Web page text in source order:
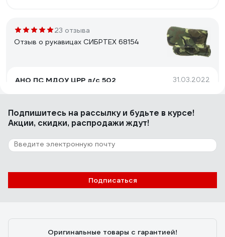
23 отзыва
Отзыв о рукавицах СИБРТЕХ 68154
АНО ПС МДОУ ЦРР д/с 502 31.03.2022
дворник работает 2 месяца. норм
15 отзывов
Отзыв о рукавицах ГК Спецобъединение
ОП
Подпишитесь на рассылкуи будьте в курсе!
Акции, скидки, распродажи ждут!
Подписаться
Оригинальные товары с гарантией!